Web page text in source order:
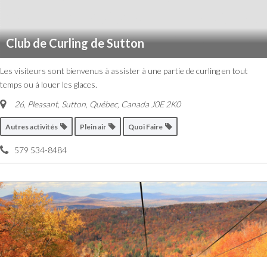
Club de Curling de Sutton
Les visiteurs sont bienvenus à assister à une partie de curling en tout
temps ou à louer les glaces.
26, Pleasant, Sutton Québec, Canada J0E 2K0
Autres activités Plein air Quoi Faire
579 534-8484